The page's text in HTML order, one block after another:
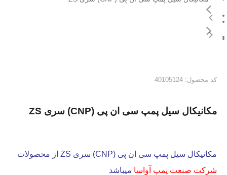
کد محصول: 40105124
مکانیکال سیل پمپ سی ان پی (CNP) سری ZS
مکانیکال سیل پمپ سی ان پی (CNP) سری ZS از محصولات
شرکت صنعت پمپ آواسا میباشد